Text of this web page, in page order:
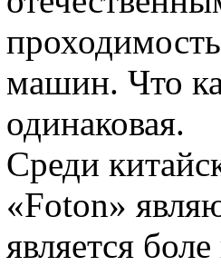
машин. Что
одинаковая.
Среди
«Foton»
является